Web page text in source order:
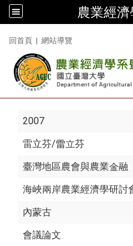
農業經
回首頁 | 網站導覽
2007
雷立芬/雷立芬
臺灣地區農會與農業金融
海峽兩岸農業經濟學研討
內蒙古
會議論文